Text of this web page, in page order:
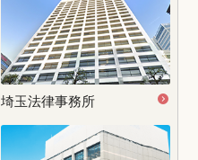
埼玉法律事務所